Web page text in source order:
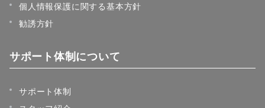
個人情報保護に関する基本方針
勧誘方針
サポート体制について
サポート体制